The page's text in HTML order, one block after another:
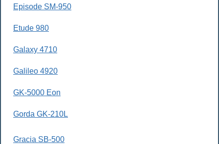
Episode SM-950
Etude 980
Galaxy 4710
Galileo 4920
GK-5000 Eon
Gorda GK-210L
Gracia SB-500